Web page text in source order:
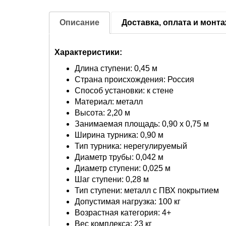
Описание Доставка, оплата и
Характеристики:
Длина ступени: 0,45 м
Страна происхождения: Россия
Способ установки: к стене
Материал: металл
Высота: 2,20 м
Занимаемая площадь: 0,90 х 0,75 м
Ширина турника: 0,90 м
Тип турника: нерегулируемый
Диаметр трубы: 0,042 м
Диаметр ступени: 0,025 м
Шаг ступени: 0,28 м
Тип ступени: металл с ПВХ покрытием
Допустимая нагрузка: 100 кг
Возрастная категория: 4+
Вес комплекса: 23 кг